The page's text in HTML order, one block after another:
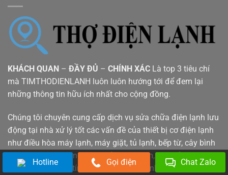
KHÁCH QUAN – ĐẦY ĐỦ – CHÍNH XÁC Là top 3 tiêu chí
mà TIMTHODIENLANH luôn luôn hướng tới để đem lại
những thông tin hữu ích nhất cho cộng đồng.
Chúng tôi chuyên cung cấp dịch vụ sửa chữa điện lạnh lưu
động tại nhà xử lý tốt các vấn đề của thiết bị cơ điện lạnh
như điều hòa máy lạnh, máy giặt, tủ lạnh, bếp từ, cây bình
nóng lạnh, lò vi sóng, máy sấy, máy bơm, máy rửa bát,
tivi... Đảm bảo uy tín giá rẻ phục vụ nhanh bảo hành 6-12
Hotline Gọi điện Chat Zalo